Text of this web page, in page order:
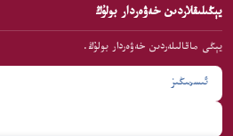
يېڭىلىقلاردىن خەۋەردار بولۇڭ
يېڭى ماقالىلەردىن خەۋەردار بولۇڭ.